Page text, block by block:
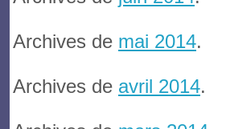
Archives de mai 2014.
Archives de avril 2014.